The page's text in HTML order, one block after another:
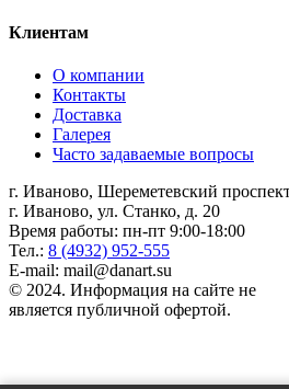
Клиентам
О компании
Контакты
Доставка
Галерея
Часто задаваемые вопросы
г. Иваново, Шереметевский
г. Иваново, ул. Станко, д. 20
Время работы: пн-пт 9:00-18:00
Тел.: 8 (4932) 952-555
E-mail: mail@danart.su
© 2024. Информация на сайте не
является публичной офертой.